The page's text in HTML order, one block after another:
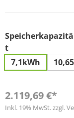
Speicherkapazitä
tauswählen
7,1kWh
2.119,69 €*
Inkl. 19% MwSt. zzgl.